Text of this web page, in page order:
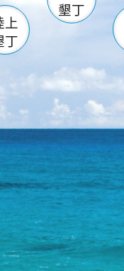
上
丁
墾丁